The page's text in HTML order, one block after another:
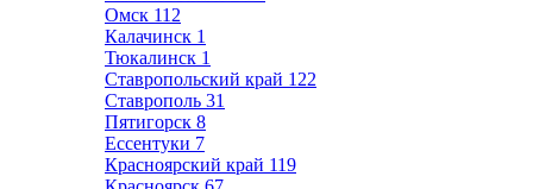
Омск 112
Калачинск 1
Тюкалинск 1
Ставропольский край 122
Ставрополь 31
Пятигорск 8
Ессентуки 7
Красноярский край 119